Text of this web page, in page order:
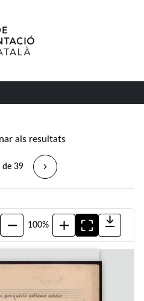
als resultats
de 39
100%